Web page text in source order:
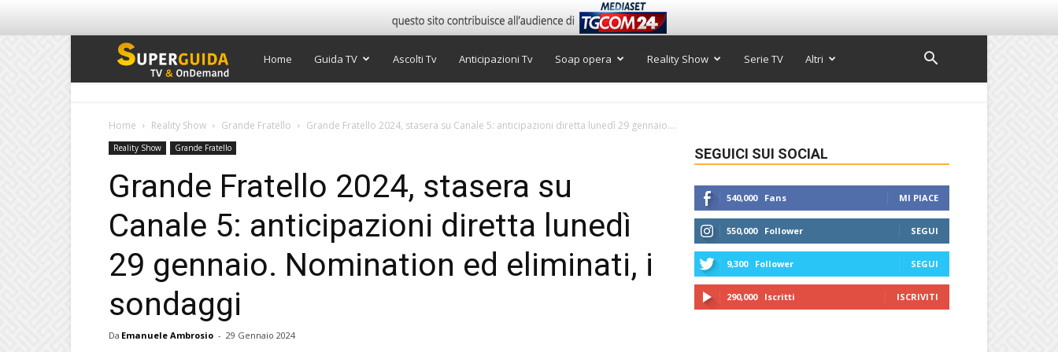
Super
Home Guida TV Ascolti Tv Anticipazioni Tv Soap opera Reality Show Serie TV Altri
Home Reality Show Grande Fratello Grande Fratello 2024, stasera su Canale 5: anticipazioni diretta lunedì 29 gennaio....
Reality Show Grande Fratello
Grande Fratello 2024, stasera su
Canale 5: anticipazioni diretta lunedì
29 gennaio. Nomination ed eliminati, i
sondaggi
Da Emanuele Ambrosio - 29 Gennaio 2024
SEGUICI SUI SOCIAL
540,000 Fans MI PIACE
550,000 Follower SEGUI
9,300 Follower SEGUI
290,000 Iscritti ISCRIVITI